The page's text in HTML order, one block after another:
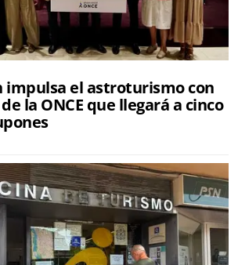
impulsa el astroturismo con
la ONCE que llegará a cinco